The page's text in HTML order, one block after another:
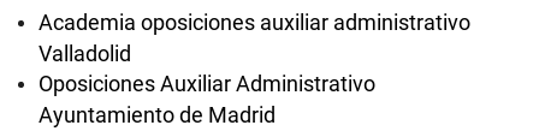
Academia oposiciones auxiliar administrativo
Valladolid
Oposiciones Auxiliar Administrativo
Ayuntamiento de Madrid